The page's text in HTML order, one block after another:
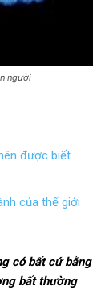
người
được biết
của thế giới
có bất cứ bằng
bất thường